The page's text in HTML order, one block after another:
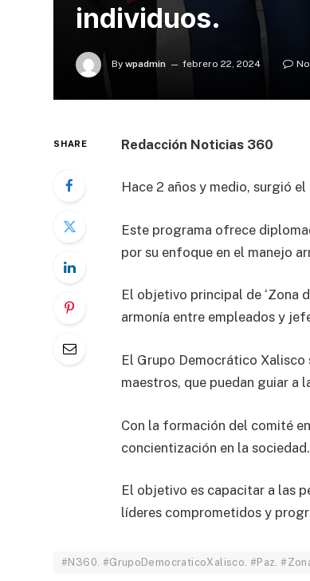
individuos.
By wpadmin febrero 22, 2024
SHARE Redacción Noticias 360
Hace 2 años y medio, surgió
Este programa ofrece
por su enfoque en el manejo
El objetivo principal de ‘Zona
armonía entre empleados y
El Grupo Democrático
maestros, que puedan guiar a
Con la formación del comité
concientización en la sociedad.
El objetivo es capacitar a las
líderes comprometidos y
#N360. #GrupoDemocraticoXalisco. #Paz.